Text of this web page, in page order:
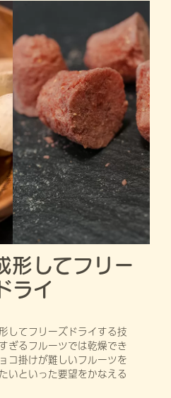
形してフリー
ライ
してフリーズドライする技
ぎるフルーツでは乾燥でき
コ掛けが難しいフルーツを
いといった要望をかなえる